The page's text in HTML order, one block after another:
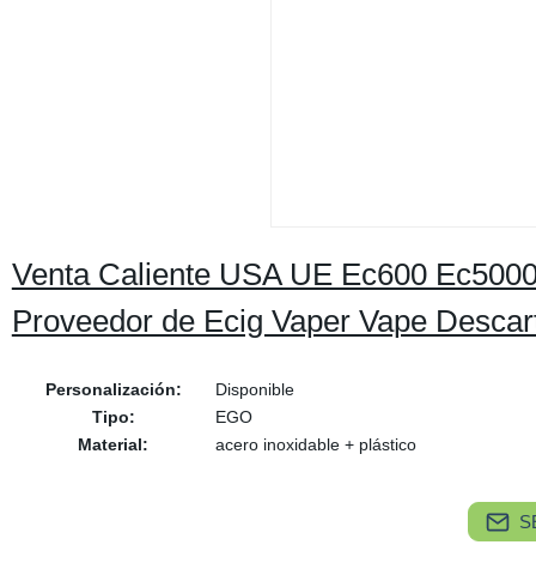
Venta Caliente USA UE Ec600
Proveedor de Ecig Vaper Vape
Personalización:
Disponible
Tipo:
EGO
Material:
acero inoxidable + plástico